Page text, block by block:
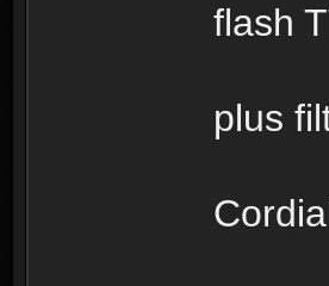
flash
plus